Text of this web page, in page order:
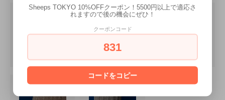
Sheeps TOKYO 10%OFFクーポン！5500円以上で適応さ
れますので後の機会にぜひ！
クーポンコード
831
コードをコピー